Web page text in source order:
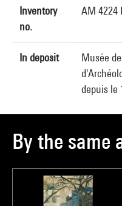
Inventory
no.
AM 4224
In deposit
Musée
depuis le
By the same